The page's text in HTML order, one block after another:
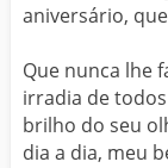
aniversário,
Que nunca lhe
irradia de
brilho do seu
dia a dia, meu